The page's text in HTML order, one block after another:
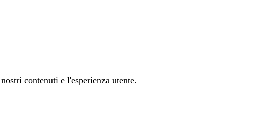
contenuti e l'esperienza utente.